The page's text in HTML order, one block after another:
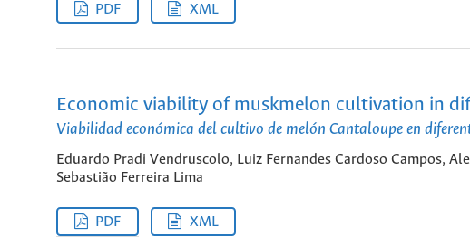
PDF XML
Economic viability of muskmelon cultivation in
Viabilidad económica del cultivo de melón Cantaloupe en
Eduardo Pradi Vendruscolo, Luiz Fernandes Cardoso Campos,
Sebastião Ferreira Lima
PDF XML